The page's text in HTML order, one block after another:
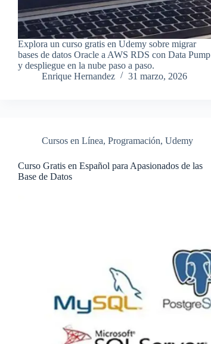
Explora un curso gratis en Udemy sobre migrar
bases de datos Oracle a AWS RDS con Data Pump
y despliegue en la nube paso a paso.
Enrique Hernandez
31 marzo, 2026
Cursos en Línea, Programación, Udemy
Curso Gratis en Español para Apasionados de las
Base de Datos